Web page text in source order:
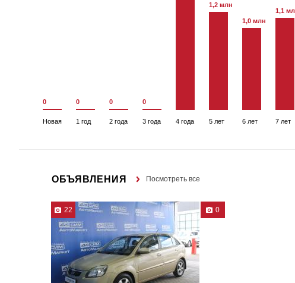
0
Новая
0
1 год
0
2 года
0
3 года 4 года
1,2 млн
5 лет
1,0 млн
6 лет
1,1
7 лет
ОБЪЯВЛЕНИЯ Посмотреть все
22 0